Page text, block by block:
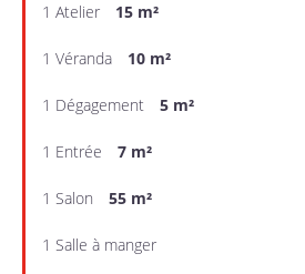
1 Atelier 15 m²
1 Véranda 10 m²
1 Dégagement 5 m²
1 Entrée 7 m²
1 Salon 55 m²
1 Salle à manger